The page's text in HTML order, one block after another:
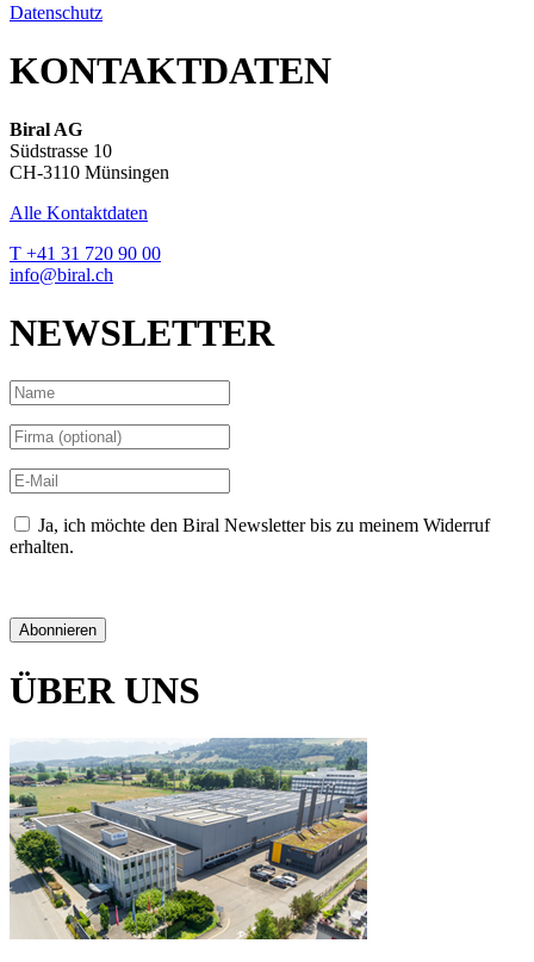
Datenschutz
KONTAKTDATEN
Biral AG
Südstrasse 10
CH-3110 Münsingen
Alle Kontaktdaten
T +41 31 720 90 00
info@biral.ch
NEWSLETTER
Ja, ich möchte den Biral Newsletter bis zu meinem Widerruf
erhalten.
Abonnieren
ÜBER UNS